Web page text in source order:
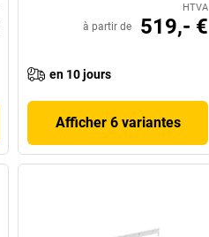
HTVA
à partir de 519,- €
en 10 jours
Afficher 6 variantes